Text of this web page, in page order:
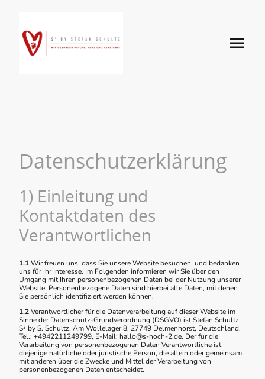
Datenschutzerklärung
1) Einleitung und
Kontaktdaten des
Verantwortlichen
1.1Wir freuen uns, dass Sie unsere Website besuchen, und bedanken
uns für Ihr Interesse. Im Folgenden informieren wir Sie über den
Umgang mit Ihren personenbezogenen Daten bei der Nutzung unserer
Website. Personenbezogene Daten sind hierbei alle Daten, mit denen
Sie persönlich identifiziert werden können.
1.2Verantwortlicher für die Datenverarbeitung auf dieser Website im
Sinne der Datenschutz-Grundverordnung (DSGVO) ist Stefan Schultz,
S² by S. Schultz, Am Wollelager 8, 27749 Delmenhorst, Deutschland,
Tel.: +4942211249799, E-Mail: hallo@s-hoch-2.de. Der für die
Verarbeitung von personenbezogenen Daten Verantwortliche ist
diejenige natürliche oder juristische Person, die allein oder gemeinsam
mit anderen über die Zwecke und Mittel der Verarbeitung von
personenbezogenen Daten entscheidet.